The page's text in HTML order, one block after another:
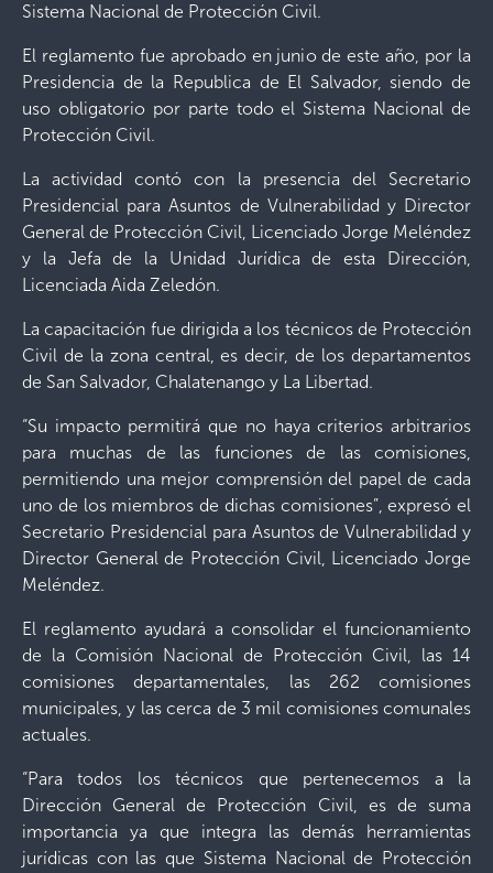
Sistema Nacional de Protección Civil.
El reglamento fue aprobado en junio de este año, por la
Presidencia de la Republica de El Salvador, siendo de
uso obligatorio por parte todo el Sistema Nacional de
Protección Civil.
La actividad contó con la presencia del Secretario
Presidencial para Asuntos de Vulnerabilidad y Director
General de Protección Civil, Licenciado Jorge Meléndez
y la Jefa de la Unidad Jurídica de esta Dirección,
Licenciada Aida Zeledón.
La capacitación fue dirigida a los técnicos de Protección
Civil de la zona central, es decir, de los departamentos
de San Salvador, Chalatenango y La Libertad.
“Su impacto permitirá que no haya criterios arbitrarios
para muchas de las funciones de las comisiones,
permitiendo una mejor comprensión del papel de cada
uno de los miembros de dichas comisiones”, expresó el
Secretario Presidencial para Asuntos de Vulnerabilidad y
Director General de Protección Civil, Licenciado Jorge
Meléndez.
El reglamento ayudará a consolidar el funcionamiento
de la Comisión Nacional de Protección Civil, las 14
comisiones departamentales, las 262 comisiones
municipales, y las cerca de 3 mil comisiones comunales
actuales.
“Para todos los técnicos que pertenecemos a la
Dirección General de Protección Civil, es de suma
importancia ya que integra las demás herramientas
jurídicas con las que Sistema Nacional de Protección